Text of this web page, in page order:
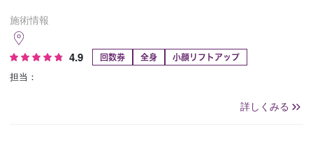
施術情報
4.9 回数券 全身 小顔リフトアップ
担当：
詳しくみる